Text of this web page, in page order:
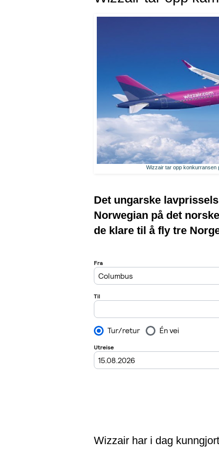
Wizzair tar opp konkurransen
Det ungarske
Norwegian på det
de klare til å fly tre
Wizzair har i dag